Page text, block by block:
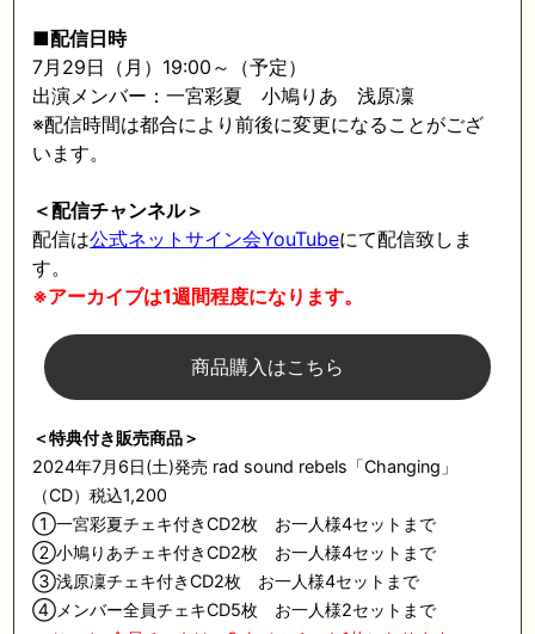
■配信日時
7月29日（月）19:00～（予定）
出演メンバー：一宮彩夏 小鳩りあ 浅原凜
※配信時間は都合により前後に変更になることがござ
います。
＜配信チャンネル＞
配信は公式ネットサイン会YouTubeにて配信致しま
す。
※アーカイブは1週間程度になります。
商品購入はこちら
＜特典付き販売商品＞
2024年7月 6日(土)発売 rad sound rebels「Changing」
（CD）税込1,200
①一宮彩夏チェキ付きCD2枚 お一人様4セットまで
②小鳩りあチェキ付きCD2枚 お一人様4セットまで
③浅原凜チェキ付きCD2枚 お一人様4セットまで
④メンバー全員チェキCD5枚 お一人様2セットまで